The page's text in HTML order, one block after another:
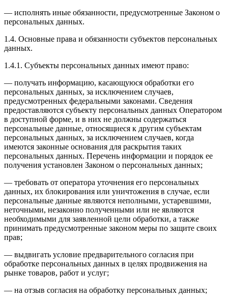
— исполнять иные обязанности, предусмотренные Законом о
персональных данных.
1.4. Основные права и обязанности субъектов персональных
данных.
1.4.1. Субъекты персональных данных имеют право:
— получать информацию, касающуюся обработки его
персональных данных, за исключением случаев,
предусмотренных федеральными законами. Сведения
предоставляются субъекту персональных данных Оператором
в доступной форме, и в них не должны содержаться
персональные данные, относящиеся к другим субъектам
персональных данных, за исключением случаев, когда
имеются законные основания для раскрытия таких
персональных данных. Перечень информации и порядок ее
получения установлен Законом о персональных данных;
— требовать от оператора уточнения его персональных
данных, их блокирования или уничтожения в случае, если
персональные данные являются неполными, устаревшими,
неточными, незаконно полученными или не являются
необходимыми для заявленной цели обработки, а также
принимать предусмотренные законом меры по защите своих
прав;
— выдвигать условие предварительного согласия при
обработке персональных данных в целях продвижения на
рынке товаров, работ и услуг;
— на отзыв согласия на обработку персональных данных;